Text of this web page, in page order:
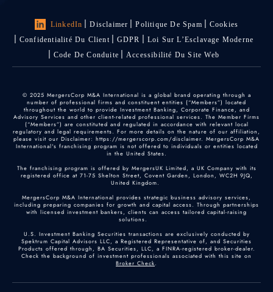
LinkedIn Disclaimer Politique De Spam
Cookies
Confidentialité Du Client
GDPR
Loi Sur L’Esclavage Moderne
Code De Conduite
Accessibilité Du Site Web
© 2025 MergersCorp M&A International is a global brand operating through a
number of professional firms and constituent entities (“Members”) located
throughout the world to provide Investment Banking, Corporate Finance, and
Advisory Services and other client-related professional services. The Member Firms
(“Members”) are constituted and regulated in accordance with relevant local
regulatory and legal requirements. For more details on the nature of our affiliation,
please visit our Disclaimer: https://mergerscorp.com/disclaimer. MergersCorp M&A
International's franchising program is not offered to individuals or entities located
in the United States.
The franchising program is offered by MergersUK Limited, a UK Company with its
registered office at 71-75 Shelton Street, Covent Garden, London, WC2H 9JQ,
United Kingdom.
MergersCorp M&A International provides strategic business advisory services,
including preparing companies for growth and capital access. Through partnerships
with licensed investment bankers, clients can access tailored capital-raising
solutions.
U.S. Investment Banking Securities transactions are exclusively conducted by
Spektrum Capital Advisors LLC, a Registered Representative of, and Securities
Products offered through, BA Securities, LLC, a FINRA-registered broker-dealer.
Check the background of investment professionals associated with this site on
Broker Check